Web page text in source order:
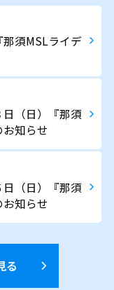
須MSLライデ
（日）『那須
知らせ
（日）『那須
知らせ
る